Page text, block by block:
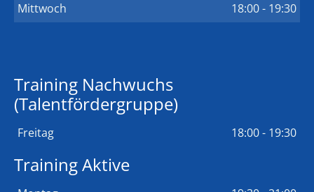
Mittwoch
18:00 - 19:30
Training Nachwuchs
(Talentfördergruppe)
Freitag 18:00 - 19:30
Training Aktive